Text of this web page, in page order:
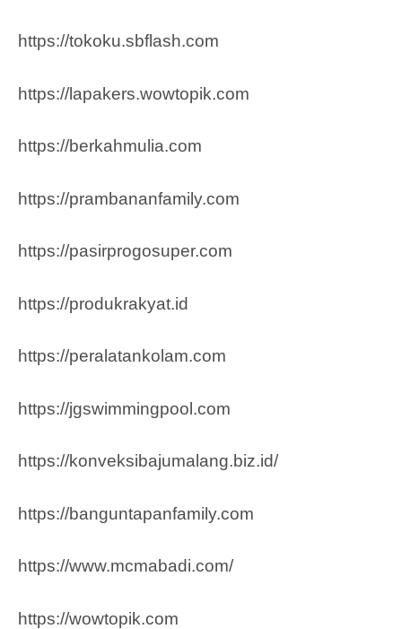
https://tokoku.sbflash.com
https://lapakers.wowtopik.com
https://berkahmulia.com
https://prambananfamily.com
https://pasirprogosuper.com
https://produkrakyat.id
https://peralatankolam.com
https://jgswimmingpool.com
https://konveksibajumalang.biz.id/
https://banguntapanfamily.com
https://www.mcmabadi.com/
https://wowtopik.com